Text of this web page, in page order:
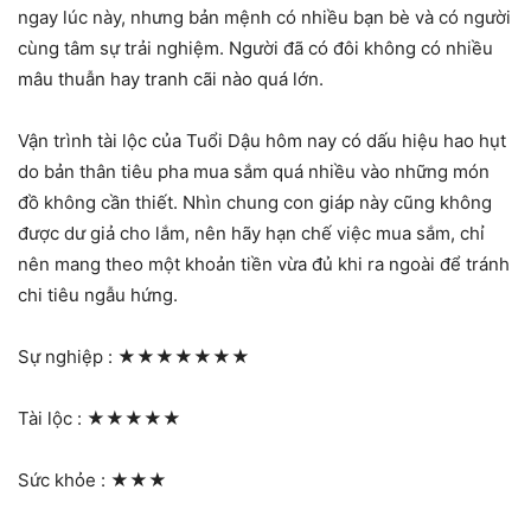
ngay lúc này, nhưng bản mệnh có nhiều bạn bè và có người
cùng tâm sự trải nghiệm. Người đã có đôi không có nhiều
mâu thuẫn hay tranh cãi nào quá lớn.
Vận trình tài lộc của Tuổi Dậu hôm nay có dấu hiệu hao hụt
do bản thân tiêu pha mua sắm quá nhiều vào những món
đồ không cần thiết. Nhìn chung con giáp này cũng không
được dư giả cho lắm, nên hãy hạn chế việc mua sắm, chỉ
nên mang theo một khoản tiền vừa đủ khi ra ngoài để tránh
chi tiêu ngẫu hứng.
Sự nghiệp : ★★★★★★★
Tài lộc : ★★★★★
Sức khỏe : ★★★